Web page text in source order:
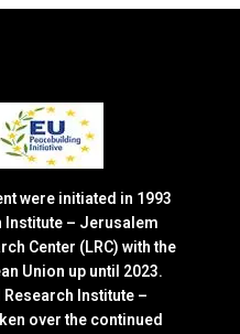
were initiated in 1993
Institute – Jerusalem
Center (LRC) with the
Union up until 2023.
Institute –
over the continued